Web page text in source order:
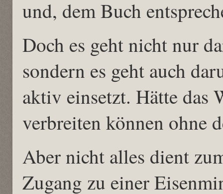
und, dem Buch
Doch es geht nicht nur
sondern es geht auch
aktiv einsetzt. Hätte das
verbreiten können ohne
Aber nicht alles dient
Zugang zu einer